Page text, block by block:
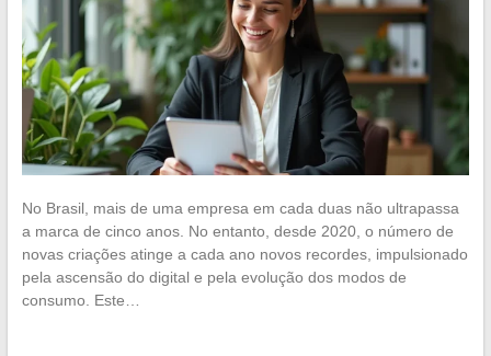
No Brasil, mais de uma empresa em cada duas não ultrapassa
a marca de cinco anos. No entanto, desde 2020, o número de
novas criações atinge a cada ano novos recordes, impulsionado
pela ascensão do digital e pela evolução dos modos de
consumo. Este…